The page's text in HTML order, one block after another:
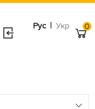
Рус | Укр 0